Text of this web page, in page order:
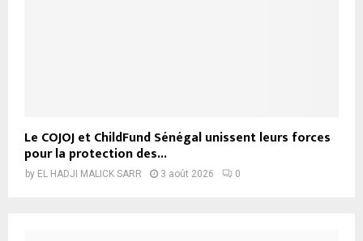
Le COJOJ et ChildFund Sénégal unissent leurs forces
pour la protection des...
by EL HADJI MALICK SARR 3 août 2026 0